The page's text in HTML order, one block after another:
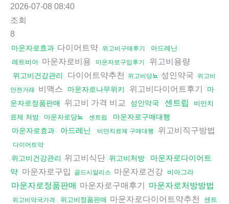
2026-07-08 08:40
조회
8
마운자로효과 다이어트약 위고비구매후기
아드레닌
레트비아 마운자로비용 마운자로구입후기 위고비용량
위고비건강관리 다이어트약추천 위고비당뇨 성인약국 위고비
안전거래
비맥스 마운자로나무위키 위고비다이어트후기
마
운자로정품판매
위고비 가격 비교 성인약국 센트립
비만치
료제 처방
마운자로당뇨 센트립
마운자로구매대행
마운자로효과
아드레닌 비만치료제 구매대행 위고비직구방법
다이어트약
위고비건강관리 위고비식단 위고비처방
마운자로다이어트
약 마운자로구입 골드시알리스 마운자로건강 비아그라
마운자로정품판매 마운자로구매후기 마운자로처방방법
위고비약국가격 위고비정품판매 마운자로다이어트약추천
센트